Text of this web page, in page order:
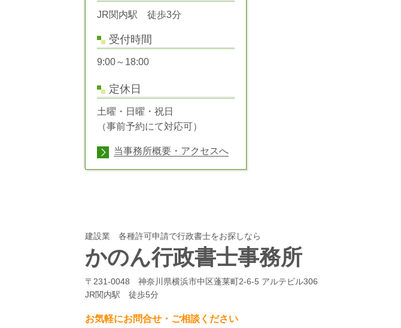
JR関内駅 徒歩3分
受付時間
9:00～18:00
定休日
土曜・日曜・祝日
（事前予約にて対応可）
当事務所概要・アクセスへ
建設業 各種許可申請で行政書士をお探しなら
かのん行政書士事務所
〒231-0048 神奈川県横浜市中区蓬莱町2-6-5 アルテビル306
JR関内駅 徒歩5分
お気軽にお問合せ・ご相談ください